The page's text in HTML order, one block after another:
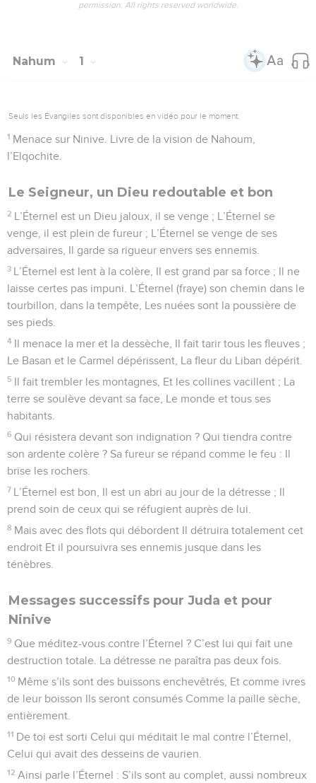
permission. All rights reserved worldwide.
Nahum 1
Seuls les Évangiles sont disponibles en vidéo pour le moment.
1 Menace sur Ninive. Livre de la vision de Nahoum,
l’Elqochite.
Le Seigneur, un Dieu redoutable et bon
2 L’Éternel est un Dieu jaloux, il se venge ; L’Éternel se
venge, il est plein de fureur ; L’Éternel se venge de ses
adversaires, Il garde sa rigueur envers ses ennemis.
3 L’Éternel est lent à la colère, Il est grand par sa force ; Il ne
laisse certes pas impuni. L’Éternel (fraye) son chemin dans le
tourbillon, dans la tempête, Les nuées sont la poussière de
ses pieds.
4 Il menace la mer et la dessèche, Il fait tarir tous les fleuves ;
Le Basan et le Carmel dépérissent, La fleur du Liban dépérit.
5 Il fait trembler les montagnes, Et les collines vacillent ; La
terre se soulève devant sa face, Le monde et tous ses
habitants.
6 Qui résistera devant son indignation ? Qui tiendra contre
son ardente colère ? Sa fureur se répand comme le feu : Il
brise les rochers.
7 L’Éternel est bon, Il est un abri au jour de la détresse ; Il
prend soin de ceux qui se réfugient auprès de lui.
8 Mais avec des flots qui débordent Il détruira totalement cet
endroit Et il poursuivra ses ennemis jusque dans les
ténèbres.
Messages successifs pour Juda et pour
Ninive
9 Que méditez-vous contre l’Éternel ? C’est lui qui fait une
destruction totale. La détresse ne paraîtra pas deux fois.
10 Même s’ils sont des buissons enchevêtrés, Et comme ivres
de leur boisson Ils seront consumés Comme la paille sèche,
entièrement.
11 De toi est sorti Celui qui méditait le mal contre l’Éternel,
Celui qui avait des desseins de vaurien.
12 Ainsi parle l’Éternel : S’ils sont au complet, aussi nombreux